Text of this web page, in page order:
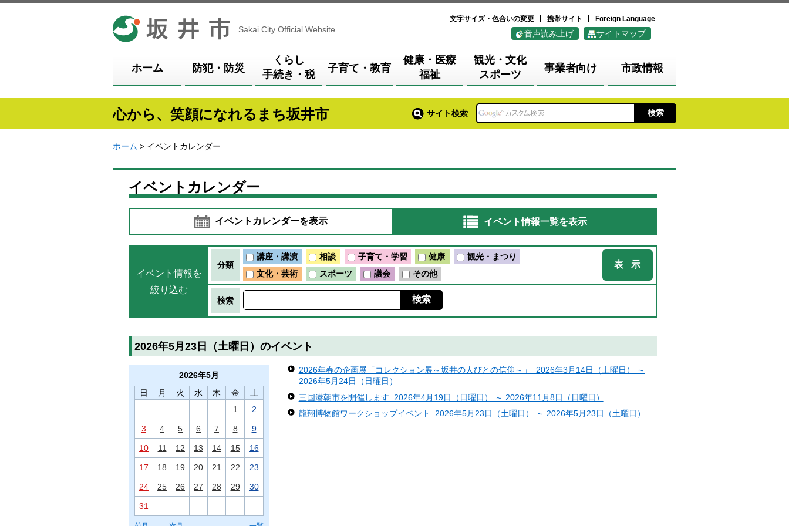
坂井市
Sakai City Official Website
文字サイズ・色合いの変更 携帯サイト Foreign Language
音声読み上げ サイトマップ
ホーム 防犯・防災
くらし
手続き・税
子育て・教育
健康・医療
福祉
観光・文化
スポーツ
事業者向け 市政情報
心から、笑顔になれるまち坂井市 サイト検索
ホーム > イベントカレンダー
イベントカレンダー
イベントカレンダーを表示 イベント情報一覧を表示
イベント情報を
絞り込む
分類
講座・講演 相談 子育て・学習 健康
観光・まつり
文化・芸術
スポーツ 議会 その他
検索
2026年5月23日（土曜日）のイベント
2026年5月
日
月 火 水 木 金
土
1
2
3 4 5 6 7 8 9
10 11 12 13 14 15 16
17 18 19 20 21 22 23
24 25 26 27 28 29 30
31
2026年春の企画展「コレクション展～坂井の人びとの信仰～」 2026年3月14日（土曜日） ～
2026年5月24日（日曜日）
三国港朝市を開催します 2026年4月19日（日曜日） ～ 2026年11月8日（日曜日）
龍翔博物館ワークショップイベント 2026年5月23日（土曜日） ～ 2026年5月23日（土曜日）